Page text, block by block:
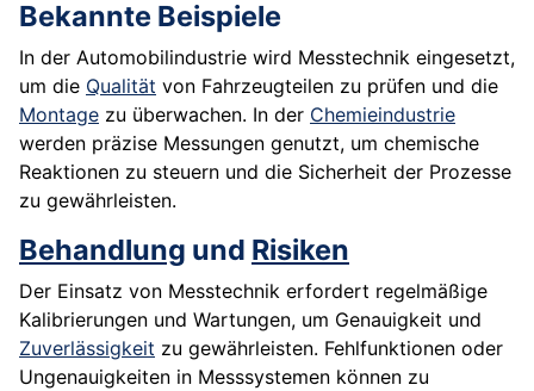
Bekannte Beispiele
In der Automobilindustrie wird Messtechnik eingesetzt,
um die Qualität von Fahrzeugteilen zu prüfen und die
Montage zu überwachen. In der Chemieindustrie
werden präzise Messungen genutzt, um chemische
Reaktionen zu steuern und die Sicherheit der Prozesse
zu gewährleisten.
Behandlung und Risiken
Der Einsatz von Messtechnik erfordert regelmäßige
Kalibrierungen und Wartungen, um Genauigkeit und
Zuverlässigkeit zu gewährleisten. Fehlfunktionen oder
Ungenauigkeiten in Messsystemen können zu